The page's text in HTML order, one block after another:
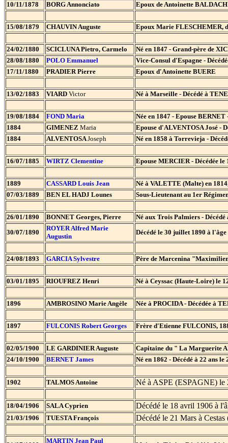
10/11/1878
BORG Annonciato Epoux de Antoinette
15/08/1879 CHAUVIN Auguste Epoux Marie FLESCHEMER,
24/02/1880 SCICLUNA Pietro, Carmelo
Né en 1847 - Grand-père de
28/08/1880
POLO Emmanuel
Vice-Consul d'Espagne -
17/11/1880
PRADIER Pierre Epoux d'Antoinette BUERE
13/02/1883 VIARD Victor Né à Marseille - Décédé à
19/08/1884 FOND Maria
Née en 1847 - Epouse BERNET
1884
GIMENEZ Maria
Epouse d'ALVENTOSA José -
1884
ALVENTOSAJoseph Né en 1858 à Torrevieja -
16/07/1885 WIRTZ Clementine Epouse MERCIER - Décédée
1889 CASSARD Louis Jean
Né à VALETTE (Malte) en
07/03/1889
BEN EL HADJ Lounes Sous-Lieutenant au 1er
26/01/1890 BONNET Georges, Pierre
Né aux Trois Palmiers -
30/07/1890
ROYERAlfred Marie
Augustin
Décédé le 30 juillet 1890 à l'âge
24/08/1893 GARCIASylvestre Père de Marcenina
03/01/1895 RIOUFREZ Henri Né à Ceyssac (Haute-Loire) le
1896 AMBROSINO Marie Angèle Née à PROCIDA - Décédée à
1897 FULCONIS Robert Georges Frère d'Etienne FULCONIS,
02/05/1900 LE GARDINIER Auguste
Capitaine du " La Marguerite
24/10/1900
BERNET James Né en 1862 - Décédé à 22 ans
1902 TALMOS Antoine Né à ASPE (ESPAGNE) le
18/04/1906 SALA Cyprien Décédé le 18 avril 1906 à
21/03/1906 TUESTA François Décédé le 21 Mars à
MARTIN Jean Paul